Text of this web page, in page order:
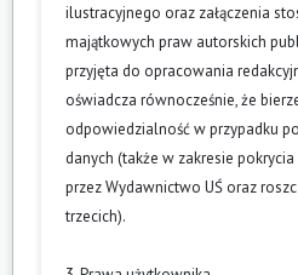
ilustracyjnego oraz załączenia
majątkowych praw autorskich
przyjęta do opracowania
oświadcza równocześnie, że
odpowiedzialność w przypadku
danych (także w zakresie
przez Wydawnictwo UŚ oraz
trzecich).